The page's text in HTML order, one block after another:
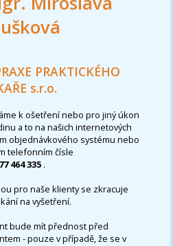
PRAKTICKÉHO
s.r.o.
k ošetření nebo pro jiný úkon
a to na našich internetových
objednávkového systému nebo
telefonním čísle
464 335 .
pro naše klienty se zkracuje
na vyšetření.
bude mít přednost před
- pouze v případě, že se v